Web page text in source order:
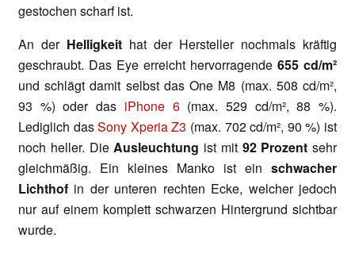
gestochen scharf ist.
An der Helligkeit hat der Hersteller nochmals kräftig
geschraubt. Das Eye erreicht hervorragende 655 cd/m²
und schlägt damit selbst das One M8 (max. 508 cd/m²,
93 %) oder das iPhone 6(max. 529 cd/m², 88 %).
Lediglich dasSony Xperia Z3 (max. 702 cd/m², 90 %) ist
noch heller. Die Ausleuchtung ist mit 92 Prozent sehr
gleichmäßig. Ein kleines Manko ist ein schwacher
Lichthof in der unteren rechten Ecke, welcher jedoch
nur auf einem komplett schwarzen Hintergrund sichtbar
wurde.